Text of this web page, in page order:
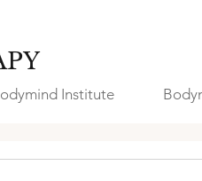
Institute